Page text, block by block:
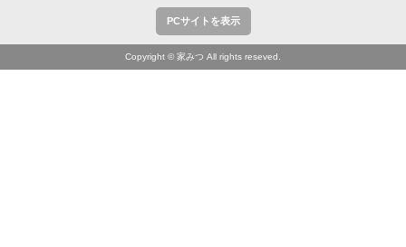
PCサイトを表示
Copyright © 家みつ All rights reseved.